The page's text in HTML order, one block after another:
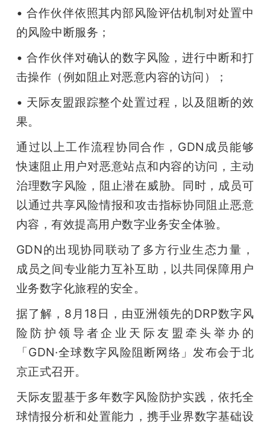
• 合作伙伴依照其内部风险评估机制对处置中
的风险中断服务；
• 合作伙伴对确认的数字风险，进行中断和打
击操作（例如阻止对恶意内容的访问）；
• 天际友盟跟踪整个处置过程，以及阻断的效
果。
通过以上工作流程协同合作，GDN成员能够
快速阻止用户对恶意站点和内容的访问，主动
治理数字风险，阻止潜在威胁。同时，成员可
以通过共享风险情报和攻击指标协同阻止恶意
内容，有效提高用户数字业务安全体验。
GDN的出现协同联动了多方行业生态力量，
成员之间专业能力互补互助，以共同保障用户
业务数字化旅程的安全。
据了解，8月18日，由亚洲领先的DRP数字风
险防护领导者企业天际友盟牵头举办的
「GDN·全球数字风险阻断网络」发布会于北
京正式召开。
天际友盟基于多年数字风险防护实践，依托全
球情报分析和处置能力，携手业界数字基础设